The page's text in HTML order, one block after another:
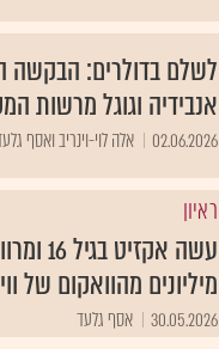
לשלם בדולרים: הבקשה
אנבידיה וגוגל מרשות
02.06.2026 אלה לוי-וינריב ואסף
ראיון
עשה
מיליונים מהוואקום של
30.05.2026 אסף גלעד